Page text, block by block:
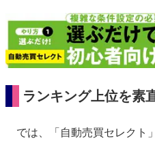
ランキング上位を素
では、「自動売買セレクト